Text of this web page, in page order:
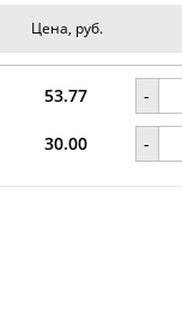
Цена, руб.
53.77 -
30.00 -